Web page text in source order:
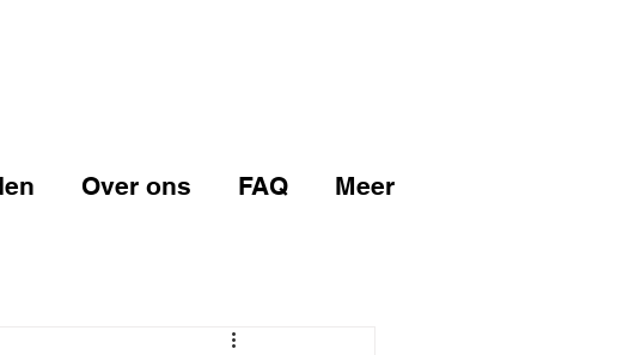
Over ons FAQ Meer